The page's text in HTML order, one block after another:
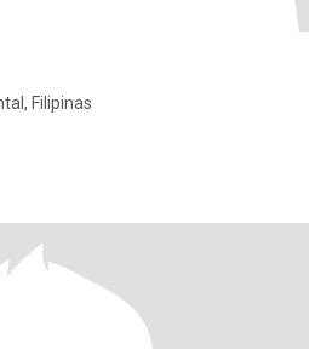
Filipinas